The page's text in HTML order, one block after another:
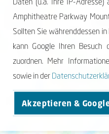
Amphi­theatre Park­way
Sollten Sie während­dessen
kann Google Ihren Besuch
zuordnen. Mehr
sowie in der
Akzeptieren &